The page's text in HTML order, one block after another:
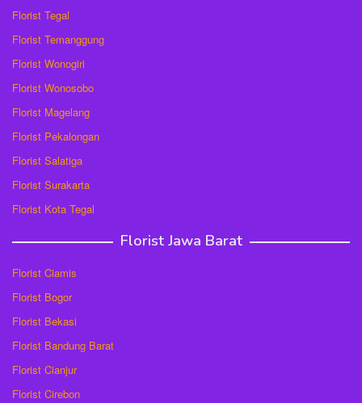
Florist Tegal
Florist Temanggung
Florist Wonogiri
Florist Wonosobo
Florist Magelang
Florist Pekalongan
Florist Salatiga
Florist Surakarta
Florist Kota Tegal
Florist Jawa Barat
Florist Ciamis
Florist Bogor
Florist Bekasi
Florist Bandung Barat
Florist Cianjur
Florist Cirebon